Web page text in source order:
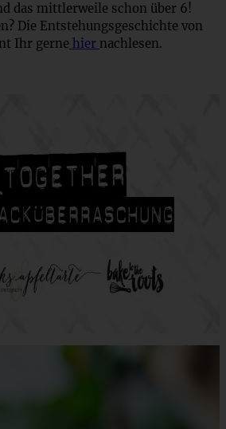
das mittlerweile schon über 6!
Die Entstehungsgeschichte von
Ihr gerne hier nachlesen.